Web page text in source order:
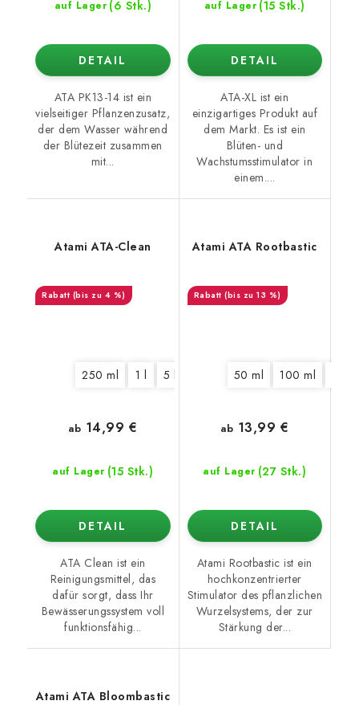
auf Lager (6 Stk.)
DETAIL
ATA PK13-14 ist ein
vielseitiger Pflanzenzusatz,
der dem Wasser während
der Blütezeit zusammen
mit...
auf Lager (15 Stk.)
DETAIL
ATA-XL ist ein
einzigartiges Produkt auf
dem Markt. Es ist ein
Blüten- und
Wachstumsstimulator in
einem....
Atami ATA-Clean
(bis zu 4 %)
250 ml 1 l 5 l
auf Lager (15 Stk.)
ab 14,99 €
DETAIL
ATA Clean ist ein
Reinigungsmittel, das
dafür sorgt, dass Ihr
Bewässerungssystem voll
funktionsfähig...
Atami ATA Rootbastic
(bis zu 13 %)
50 ml 100 ml
auf Lager (27 Stk.)
ab 13,99 €
DETAIL
Atami Rootbastic ist ein
hochkonzentrierter
Stimulator des pflanzlichen
Wurzelsystems, der zur
Stärkung der...
Atami ATA Bloombastic